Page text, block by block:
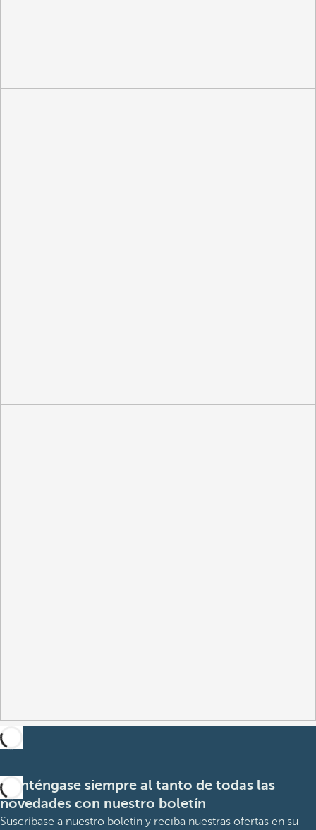
Manténgase siempre al tanto de todas las
novedades con nuestro boletín
Suscríbase a nuestro boletín y reciba nuestras ofertas en su